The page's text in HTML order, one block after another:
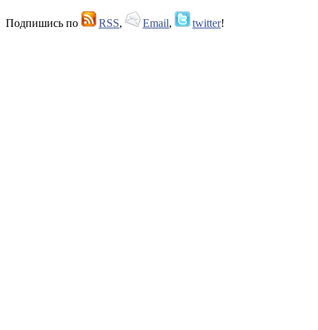
Подпишись по RSS, Email, twitter!